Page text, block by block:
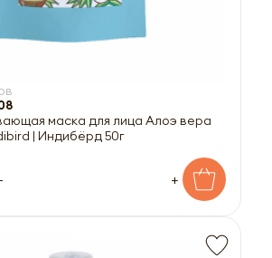
маска для лица Алоэ вера
| Индибёрд 50г
- +